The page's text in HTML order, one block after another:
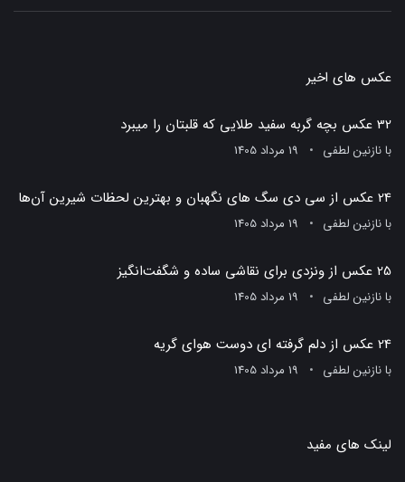
عکس های اخیر
32 عکس بچه گربه سفید طلایی که قلبتان را میبرد
بانازنین لطفی 19 مرداد 1405
24 عکس از سی دی سگ های نگهبان و بهترین لحظات شیرین آن‌ها
بانازنین لطفی 19 مرداد 1405
25 عکس از ونزدی برای نقاشی ساده و شگفت‌انگیز
بانازنین لطفی 19 مرداد 1405
24 عکس از دلم گرفته ای دوست هوای گریه
بانازنین لطفی 19 مرداد 1405
لینک های مفید